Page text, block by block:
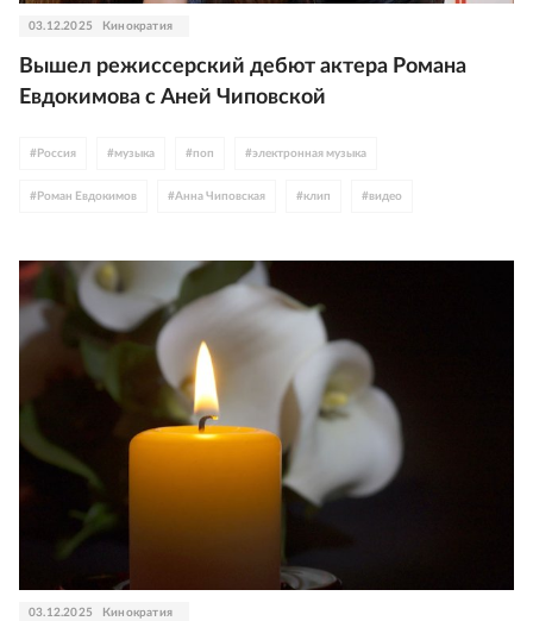
03.12.2025 Кинократия
Вышел режиссерский дебют актера Романа
Евдокимова с Аней Чиповской
# Россия #музыка #поп #электронная музыка
# Роман Евдокимов #Анна Чиповская #клип #видео
03.12.2025 Кинократия